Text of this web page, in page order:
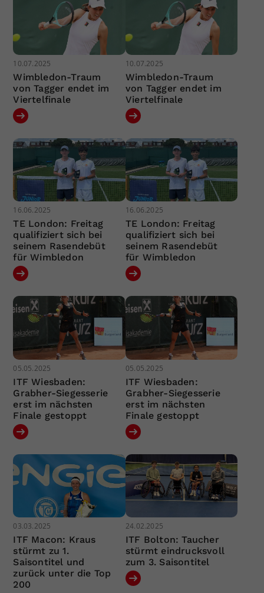
10.07.2025
Wimbledon-Traum
von Tagger endet im
Viertelfinale
10.07.2025
Wimbledon-Traum
von Tagger endet im
Viertelfinale
16.06.2025
TE London: Freitag
qualifiziert sich bei
seinem Rasendebüt
für Wimbledon
16.06.2025
TE London: Freitag
qualifiziert sich bei
seinem Rasendebüt
für Wimbledon
05.05.2025
ITF Wiesbaden:
Grabher-Siegesserie
erst im nächsten
Finale gestoppt
05.05.2025
ITF Wiesbaden:
Grabher-Siegesserie
erst im nächsten
Finale gestoppt
03.03.2025
ITF Macon: Kraus
stürmt zu 1.
Saisontitel und
zurück unter die Top
200
24.02.2025
ITF Bolton: Taucher
stürmt eindrucksvoll
zum 3. Saisontitel